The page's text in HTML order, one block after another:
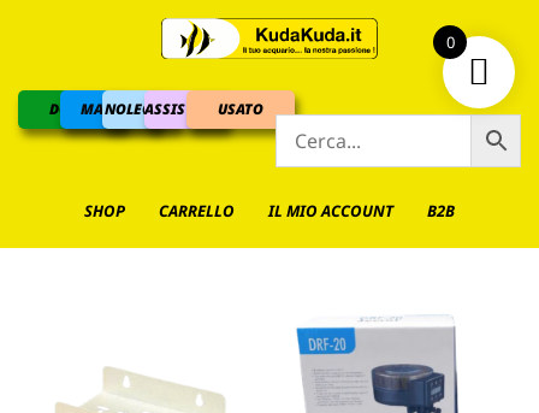
DOLCEMARINO
NOLEGGIOASSISTENZAUSATO
SHOP CARRELLO IL MIO ACCOUNT B2B
0